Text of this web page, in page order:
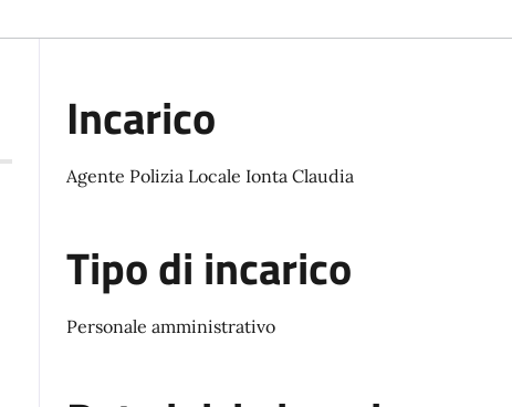
Incarico
Agente Polizia Locale Ionta Claudia
Tipo di incarico
Personale amministrativo